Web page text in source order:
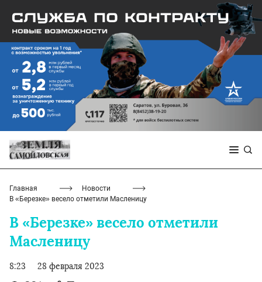
Главная
Новости
В «Березке» весело отметили Масленицу
В «Березке» весело отметили
Масленицу
8:23 28 февраля 2023